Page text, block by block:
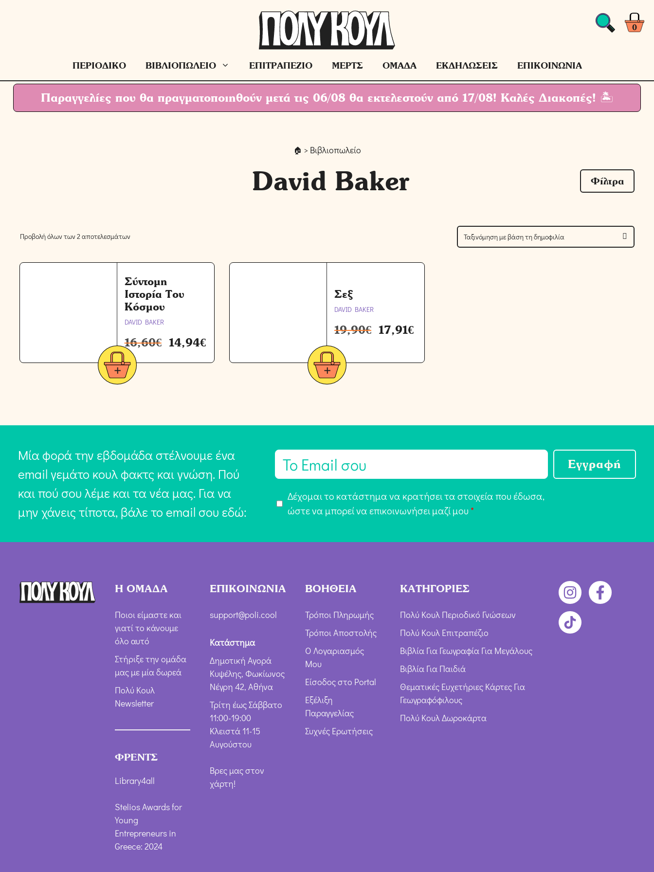
0
ΠΕΡΙΟΔΙΚΟ ΒΙΒΛΙΟΠΩΛΕΙΟ ΕΠΙΤΡΑΠΕΖΙΟ ΜΕΡΤΣ ΟΜΑΔΑ ΕΚΔΗΛΩΣΕΙΣ ΕΠΙΚΟΙΝΩΝΙΑ
Παραγγελίες που θα πραγματοποιηθούν μετά τις 06/08 θα εκτελεστούν από 17/08! Καλές Διακοπές! 🏝
> Βιβλιοπωλείο
David Baker Φίλτρα
Προβολή όλων των 2 αποτελεσμάτων
Σύντομη
Ιστορία Του
Κόσμου
DAVID BAKER
16,60€ 14,94€
Σεξ
DAVID BAKER
19,90€ 17,91€
Μία φορά την εβδομάδα στέλνουμε ένα
email γεμάτο κουλ φακτς και γνώση. Πού
και πού σου λέμε και τα νέα μας. Για να
μην χάνεις τίποτα, βάλε το email σου εδώ:
E
i
π
δ
ή
ρ
Δέχομαι το κατάστημα να κρατήσει τα στοιχεία που έδωσα,
ώστε να μπορεί να επικοινωνήσει μαζί μου *
Εγγραφή
Η ΟΜΑΔΑ
Ποιοι είμαστε και
γιατί το κάνουμε
όλο αυτό
Στήριξε την ομάδα
μας με μία δωρεά
Πολύ Κουλ
Newsletter
ΦΡΕΝΤΣ
Library4all
Stelios Awards for
Young
Entrepreneurs in
Greece: 2024
ΕΠΙΚΟΙΝΩΝΙΑ
support@poli.cool
Κατάστημα
Δημοτική Αγορά
Κυψέλης, Φωκίωνος
Νέγρη 42, Αθήνα
Τρίτη έως Σάββατο
11:00-19:00
Κλειστά 11-15
Αυγούστου
Βρες μας στον
χάρτη!
ΒΟΗΘΕΙΑ
Τρόποι Πληρωμής
Τρόποι Αποστολής
Ο Λογαριασμός
Μου
Είσοδος στο Portal
Εξέλιξη
Παραγγελίας
Συχνές Ερωτήσεις
ΚΑΤΗΓΟΡΙΕΣ
Πολύ Κουλ Περιοδικό Γνώσεων
Πολύ Κουλ Επιτραπέζιο
Βιβλία Για Γεωγραφία Για Μεγάλους
Βιβλία Για Παιδιά
Θεματικές Ευχετήριες Κάρτες Για
Γεωγραφόφιλους
Πολύ Κουλ Δωροκάρτα